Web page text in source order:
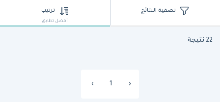
تصفية النتائج ترتيب
أفضل تطابق
22 نتيجة
‹
1
›